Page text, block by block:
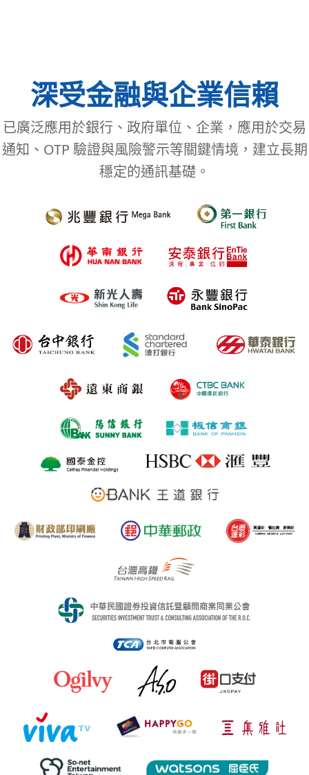
深受金融與企業信賴
已廣泛應用於銀行、政府單位、企業，應用於交易
通知、OTP 驗證與風險警示等關鍵情境，建立長期
穩定的通訊基礎。